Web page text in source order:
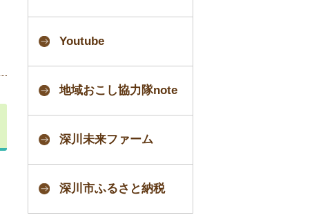
Youtube
地域おこし協力隊note
深川未来ファーム
深川市ふるさと納税